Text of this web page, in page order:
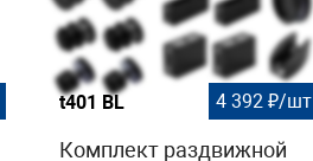
t401 BL 4 392 ₽/шт
Комплект раздвижной